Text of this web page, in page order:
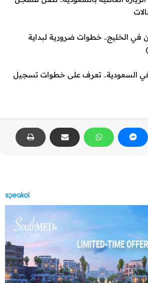
في الخليج.. خطوات ضرورية لبداية
في السعودية.. تعرف على خطوات تسجيل